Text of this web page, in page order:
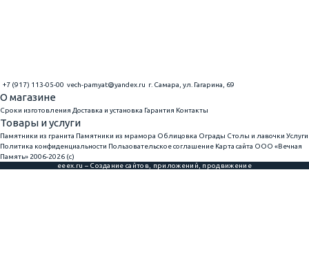
+7 (917) 113-05-00 vech-pamyat@yandex.ru г. Самара, ул. Гагарина, 69
О магазине
Сроки изготовления Доставка и установка Гарантия Контакты
Товары и услуги
Памятники из гранита Памятники из мрамора Облицовка Ограды Столы и лавочки Услуги
Политика конфиденциальности Пользовательское соглашение Карта сайта ООО «Вечная
Память» 2006-2026 (с)
eeex.ru – Создание сайтов, приложений, продвижение